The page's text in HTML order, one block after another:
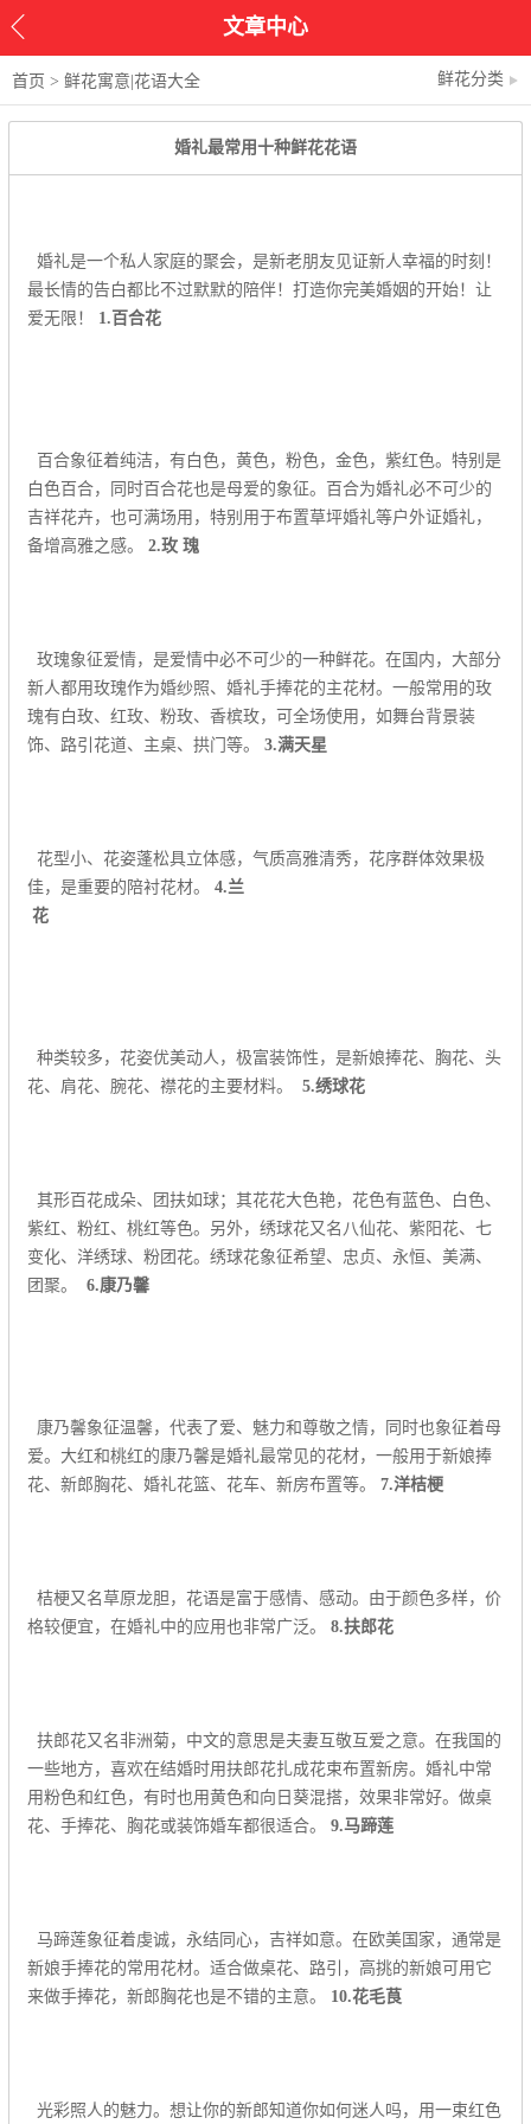
文章中心
首页 > 鲜花寓意|花语大全 鲜花分类
婚礼最常用十种鲜花花语
婚礼是一个私人家庭的聚会，是新老朋友见证新人幸福的时刻！
最长情的告白都比不过默默的陪伴！打造你完美婚姻的开始！让
爱无限！ 1.百合花
百合象征着纯洁，有白色，黄色，粉色，金色，紫红色。特别是
白色百合，同时百合花也是母爱的象征。百合为婚礼必不可少的
吉祥花卉，也可满场用，特别用于布置草坪婚礼等户外证婚礼，
备增高雅之感。 2.玫 瑰
玫瑰象征爱情，是爱情中必不可少的一种鲜花。在国内，大部分
新人都用玫瑰作为婚纱照、婚礼手捧花的主花材。一般常用的玫
瑰有白玫、红玫、粉玫、香槟玫，可全场使用，如舞台背景装
饰、路引花道、主桌、拱门等。 3.满天星
花型小、花姿蓬松具立体感，气质高雅清秀，花序群体效果极
佳，是重要的陪衬花材。 4.兰
花
种类较多，花姿优美动人，极富装饰性，是新娘捧花、胸花、头
花、肩花、腕花、襟花的主要材料。 5.绣球花
其形百花成朵、团扶如球；其花花大色艳，花色有蓝色、白色、
紫红、粉红、桃红等色。另外，绣球花又名八仙花、紫阳花、七
变化、洋绣球、粉团花。绣球花象征希望、忠贞、永恒、美满、
团聚。 6.康乃馨
康乃馨象征温馨，代表了爱、魅力和尊敬之情，同时也象征着母
爱。大红和桃红的康乃馨是婚礼最常见的花材，一般用于新娘捧
花、新郎胸花、婚礼花篮、花车、新房布置等。 7.洋桔梗
桔梗又名草原龙胆，花语是富于感情、感动。由于颜色多样，价
格较便宜，在婚礼中的应用也非常广泛。 8.扶郎花
扶郎花又名非洲菊，中文的意思是夫妻互敬互爱之意。在我国的
一些地方，喜欢在结婚时用扶郎花扎成花束布置新房。婚礼中常
用粉色和红色，有时也用黄色和向日葵混搭，效果非常好。做桌
花、手捧花、胸花或装饰婚车都很适合。 9.马蹄莲
马蹄莲象征着虔诚，永结同心，吉祥如意。在欧美国家，通常是
新娘手捧花的常用花材。适合做桌花、路引，高挑的新娘可用它
来做手捧花，新郎胸花也是不错的主意。 10.花毛茛
光彩照人的魅力。想让你的新郎知道你如何迷人吗，用一束红色